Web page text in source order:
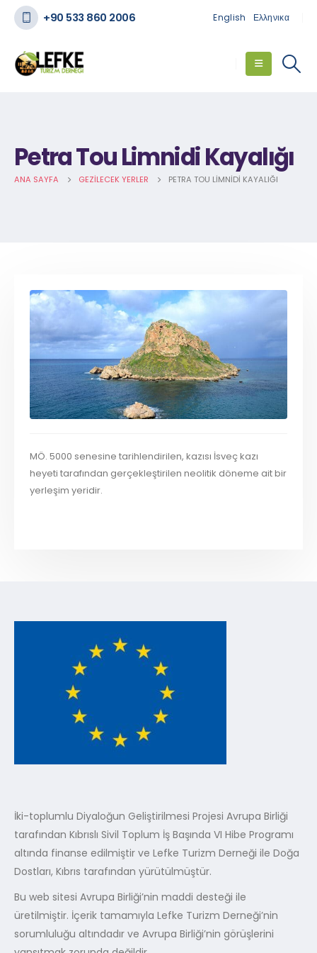
+90 533 860 2006 English Ελληνικα
Petra Tou Limnidi Kayalığı
ANA SAYFA GEZILECEK YERLER PETRA TOU LIMNIDI KAYALIĞI
MÖ. 5000 senesine tarihlendirilen, kazısı İsveç kazı
heyeti tarafından gerçekleştirilen neolitik döneme ait bir
yerleşim yeridir.
İki-toplumlu Diyaloğun Geliştirilmesi Projesi Avrupa Birliği
tarafından Kıbrıslı Sivil Toplum İş Başında VI Hibe Programı
altında finanse edilmiştir ve Lefke Turizm Derneği ile Doğa
Dostları, Kıbrıs tarafından yürütülmüştür.
Bu web sitesi Avrupa Birliği’nin maddi desteği ile
üretilmiştir. İçerik tamamıyla Lefke Turizm Derneği’nin
sorumluluğu altındadır ve Avrupa Birliği’nin görüşlerini